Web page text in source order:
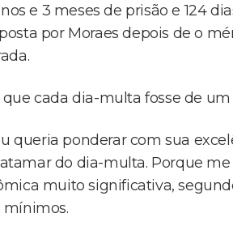
e 3 meses de prisão e 124
por Moraes depois de o
cada dia-multa fosse de
queria ponderar com sua
do dia-multa. Porque
muito significativa,
mínimos.